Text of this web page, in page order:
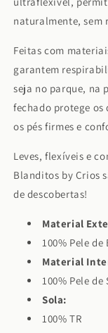
naturalmente, sem
Feitas com
garantem
seja no parque, na
fechado protege os
os pés firmes e
Leves, flexíveis e
Blanditos by Crios
de descobertas!
Material
100% Pele de
Material
100% Pele de
Sola:
100% TR